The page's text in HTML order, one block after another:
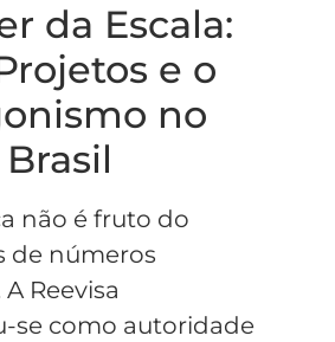
da Escala:
e o
no
não é fruto do
de números
Reevisa
se como autoridade